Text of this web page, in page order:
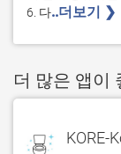
6. 다..더보기 ❯
더 많은 앱이
KORE-